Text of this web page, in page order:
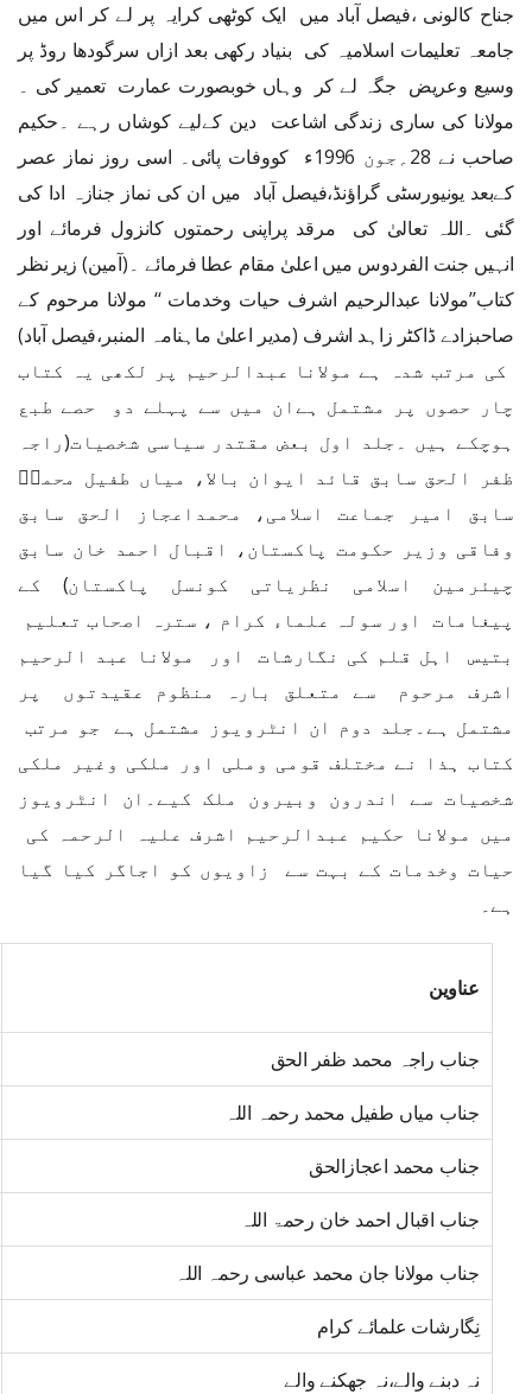
جناح کالونی ،فیصل آباد میں ایک کوٹھی کرایہ پر لے کر اس میں
جامعہ تعلیمات اسلامیہ کی بنیاد رکھی بعد ازاں سرگودھا روڈ پر
وسیع وعریض جگہ لے کر وہاں خوبصورت عمارت تعمیر کی ۔
مولانا کی ساری زندگی اشاعت دین کےلیے کوشاں رہے ۔حکیم
صاحب نے 28؍جون 1996ء کووفات پائی۔ اسی روز نماز عصر
کےبعد یونیورسٹی گراؤنڈ،فیصل آباد میں ان کی نماز جنازہ ادا کی
گئی ۔اللہ تعالیٰ کی مرقد پراپنی رحمتوں کانزول فرمائے اور
انہیں جنت الفردوس میں اعلیٰ مقام عطا فرمائے ۔(آمین) زیر نظر
کتاب’’مولانا عبدالرحیم اشرف حیات وخدمات ‘‘ مولانا مرحوم کے
صاحبزادے ڈاکٹر زاہد اشرف (مدیر اعلیٰ ماہنامہ المنبر،فیصل آباد)
کی مرتب شدہ ہے مولانا عبدالرحیم پر لکھی یہ کتاب
چار حصوں پر مشتمل ہےان میں سے پہلے دو حصے طبع
ہوچکے ہیں ۔جلد اول بعض مقتدر سیاسی شخصیات(راجہ
ظفر الحق سابق قائد ایوان بالا، میاں طفیل محمدؒ
سابق امیر جماعت اسلامی، محمداعجاز الحق سابق
وفاقی وزیر حکومت پاکستان، اقبال احمد خان سابق
چیئرمین اسلامی نظریاتی کونسل پاکستان) کے
پیغامات اور سولہ علماء کرام ، سترہ اصحاب تعلیم
بتیس اہل قلم کی نگارشات اور مولانا عبد الرحیم
اشرف مرحوم سے متعلق بارہ منظوم عقیدتوں پر
مشتمل ہے۔جلد دوم ان انٹرویوز مشتمل ہے جو مرتب
کتاب ہذا نے مختلف قومی وملی اور ملکی وغیر ملکی
شخصیات سے اندرون وبیرون ملک کیے۔ان انٹرویوز
میں مولانا حکیم عبدالرحیم اشرف علیہ الرحمہ کی
حیات وخدمات کے بہت سے زاویوں کو اجاگر کیا گیا
ہے۔
عناوین
جناب راجہ محمد ظفر الحق
جناب میاں طفیل محمد رحمہ اللہ
جناب محمد اعجازالحق
جناب اقبال احمد خان رحمۃ اللہ
جناب مولانا جان محمد عباسی رحمہ اللہ
نِگارشات علمائے کرام
نہ دبنے والے،نہ جھکنے والے